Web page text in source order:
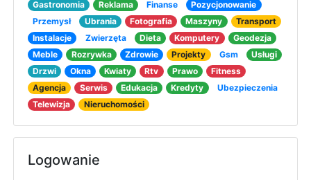
Gastronomia
Reklama Finanse
Pozycjonowanie
Przemysł
Ubrania Fotografia Maszyny
Transport
Instalacje
Zwierzęta Dieta Komputery
Geodezja
Meble
Rozrywka Zdrowie Projekty Gsm
Usługi
Drzwi
Okna Kwiaty Rtv Prawo
Fitness
Agencja
Serwis Edukacja Kredyty
Ubezpieczenia
Telewizja
Nieruchomości
Logowanie